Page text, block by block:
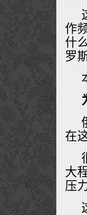
作
什
罗
在
大
压